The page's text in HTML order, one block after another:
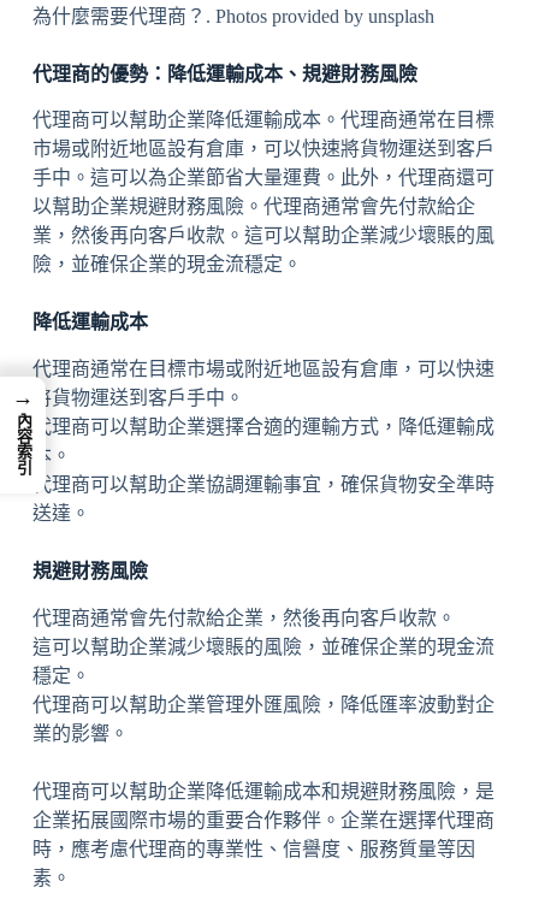
為什麼需要代理商？. Photos provided by unsplash
代理商的優勢：降低運輸成本、規避財務風險
代理商可以幫助企業降低運輸成本。代理商通常在目標
市場或附近地區設有倉庫，可以快速將貨物運送到客戶
手中。這可以為企業節省大量運費。此外，代理商還可
以幫助企業規避財務風險。代理商通常會先付款給企
業，然後再向客戶收款。這可以幫助企業減少壞賬的風
險，並確保企業的現金流穩定。
降低運輸成本
代理商通常在目標市場或附近地區設有倉庫，可以快速
將貨物運送到客戶手中。
代理商可以幫助企業選擇合適的運輸方式，降低運輸成
本。
代理商可以幫助企業協調運輸事宜，確保貨物安全準時
送達。
規避財務風險
代理商通常會先付款給企業，然後再向客戶收款。
這可以幫助企業減少壞賬的風險，並確保企業的現金流
穩定。
代理商可以幫助企業管理外匯風險，降低匯率波動對企
業的影響。
代理商可以幫助企業降低運輸成本和規避財務風險，是
企業拓展國際市場的重要合作夥伴。企業在選擇代理商
時，應考慮代理商的專業性、信譽度、服務質量等因
素。
→
內容索引